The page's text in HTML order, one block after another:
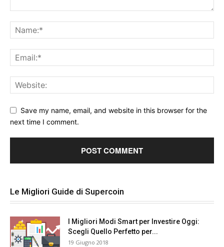
Save my name, email, and website in this browser for the
next time I comment.
Le Migliori Guide di Supercoin
I Migliori Modi Smart per Investire Oggi:
Scegli Quello Perfetto per...
19 Giugno 2018